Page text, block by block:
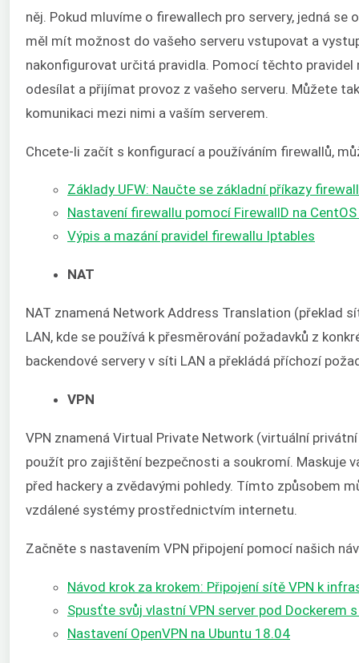
něj. Pokud mluvíme o firewallech pro servery, jedná
měl mít možnost do vašeho serveru vstupovat a
nakonfigurovat určitá pravidla. Pomocí těchto
odesílat a přijímat provoz z vašeho serveru. Můžete
komunikaci mezi nimi a vaším serverem.
Chcete-li začít s konfigurací a používáním firewallů,
Základy UFW: Naučte se základní příkazy
Nastavení firewallu pomocí FirewallD na
Výpis a mazání pravidel firewallu Iptables
NAT
NAT znamená Network Address Translation (překlad
LAN, kde se používá k přesměrování požadavků z
backendové servery v síti LAN a překládá příchozí
VPN
VPN znamená Virtual Private Network (virtuální
použít pro zajištění bezpečnosti a soukromí. Maskuje
před hackery a zvědavými pohledy. Tímto způsobem
vzdálené systémy prostřednictvím internetu.
Začněte s nastavením VPN připojení pomocí našich
Návod krok za krokem: Připojení sítě VPN k
Spusťte svůj vlastní VPN server pod Dockerem
Nastavení OpenVPN na Ubuntu 18.04